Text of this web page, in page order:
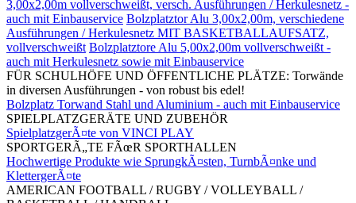
3,00x2,00m vollverschweißt, versch. Ausführungen / Herkulesnetz -
auch mit Einbauservice Bolzplatztor Alu 3,00x2,00m, verschiedene
Ausführungen / Herkulesnetz MIT BASKETBALLAUFSATZ,
vollverschweißt Bolzplatztore Alu 5,00x2,00m vollverschweißt -
auch mit Herkulesnetz sowie mit Einbauservice
FÜR SCHULHÖFE UND ÖFFENTLICHE PLÄTZE: Torwände
in diversen Ausführungen - von robust bis edel!
Bolzplatz Torwand Stahl und Aluminium - auch mit Einbauservice
SPIELPLATZGERÄTE UND ZUBEHÖR
SpielplatzgerÃ¤te von VINCI PLAY
SPORTGERÃ„TE FÃœR SPORTHALLEN
Hochwertige Produkte wie SprungkÃ¤sten, TurnbÃ¤nke und
KlettergerÃ¤te
AMERICAN FOOTBALL / RUGBY / VOLLEYBALL /